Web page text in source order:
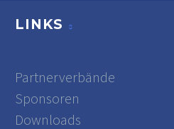
LINKS
Partnerverbände
Sponsoren
Downloads